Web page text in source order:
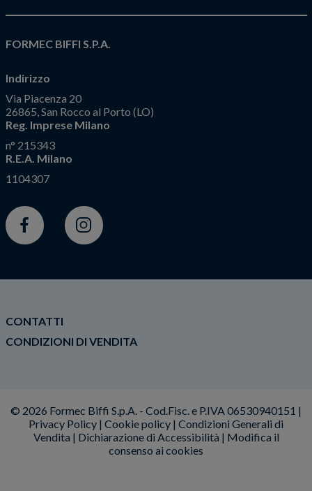
FORMEC BIFFI S.P.A.
Indirizzo
Via Piacenza 20
26865, San Rocco al Porto (LO)
Reg. Imprese Milano
n° 215343
R.E.A. Milano
1104307
Facebook Instagram
CONTATTI
CONDIZIONI DI VENDITA
© 2026 Formec Biffi S.p.A. - Cod.Fisc. e P.IVA 06530940151 |
Privacy Policy | Cookie policy | Condizioni Generali di
Vendita | Dichiarazione di Accessibilità | Modifica il
consenso ai cookies